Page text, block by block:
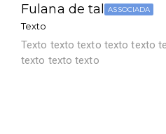
Fulana de tal ASSOCIADA
Texto
Texto texto texto texto texto
texto texto texto